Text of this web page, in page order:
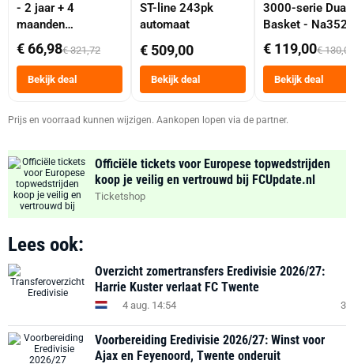
- 2 jaar + 4
maanden
abonnement
€ 66,98€ 321,72
Bekijk deal
ST-line 243pk
automaat
€ 509,00
Bekijk deal
3000-serie Dual
Basket -
Dubbele Mand 9
Tot 6 Personen
Heteluchtfriteuse
Zwart
€ 119,00€ 130,00
Bekijk deal
Prijs en voorraad kunnen wijzigen. Aankopen lopen via de partner.
Officiële tickets voor Europese topwedstrijden
koop je veilig en vertrouwd bij FCUpdate.nl
Ticketshop
Lees ook:
Overzicht zomertransfers Eredivisie 2026/27:
Harrie Kuster verlaat FC Twente
4 aug. 14:54 3
Voorbereiding Eredivisie 2026/27: Winst voor
Ajax en Feyenoord, Twente onderuit